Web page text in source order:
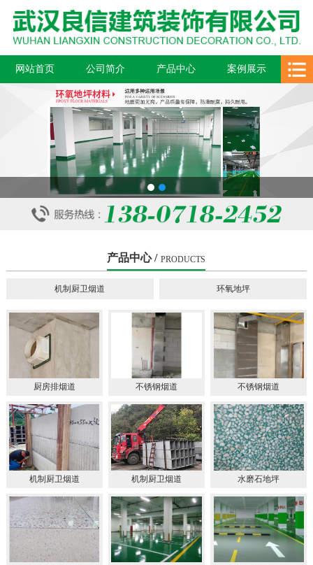
网站首页 公司简介 产品中心 案例展示
在线留言 联系我们
1 2
产品中心 / PRODUCTS
机制厨卫烟道 环氧地坪
厨房排烟道 不锈钢烟道 不锈钢烟道
机制厨卫烟道 机制厨卫烟道 水磨石地坪